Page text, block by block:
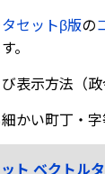
セットβ版の
。
表示方法（
かい町丁・
ト ベクトル